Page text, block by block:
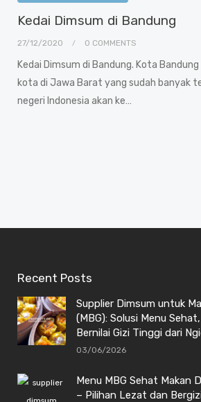
Kedai Dimsum di Bandung
27/12/2020 0 COMMENTS
Kedai Dimsum di Bandung. Kota
kota di Jawa Barat yang sudah banyak
negeri Indonesia akan ke…
Recent Posts
Supplier Dimsum untuk
(MBG): Solusi Menu
Bernilai Gizi Tinggi dari
03/06/2026
Menu MBG Sehat Makan
– Pilihan Lezat dan